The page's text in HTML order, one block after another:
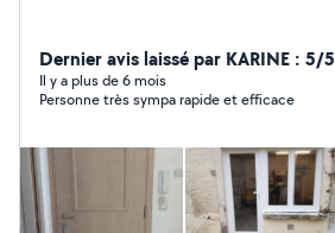
Dernier avis laissé par KARINE : 5/5
Il y a plus de 6 mois
Personne très sympa rapide et efficace